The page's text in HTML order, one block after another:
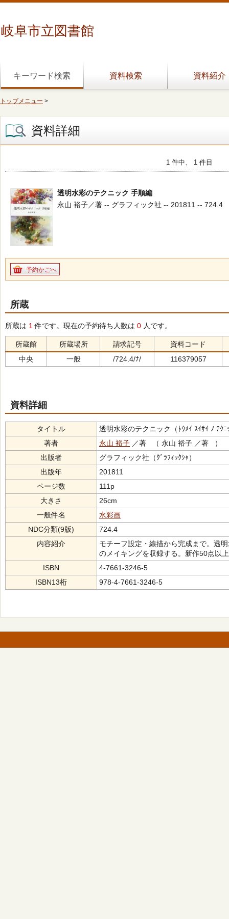
岐阜市立図書館
キーワード検索 資料検索 資料紹介
トップメニュー >
資料詳細
1 件中、 1 件目
透明水彩のテクニック 手順編
永山 裕子／著 -- グラフィック社 -- 201811 -- 724.4
予約かごへ
所蔵
所蔵は 1 件です。現在の予約待ち人数は 0 人です。
所蔵館 所蔵場所 請求記号
資料コード
中央
一般 /724.4/ﾅ/ 116379057
資料詳細
タイトル
透明水彩のテクニック（ﾄｳﾒｲ ｽｲｻｲ ﾉ ﾃｸ
著者
永山 裕子 ／著 （ 永山 裕子 ／著 ）
出版者
グラフィック社（ｸﾞﾗﾌｨｯｸｼｬ）
出版年
201811
ページ数
111p
大きさ
26cm
一般件名
水彩画
NDC分類(9版)
724.4
内容紹介
モチーフ設定・線描から完成まで。透
のメイキングを収録する。新作50点以
ISBN
4-7661-3246-5
ISBN13桁
978-4-7661-3246-5